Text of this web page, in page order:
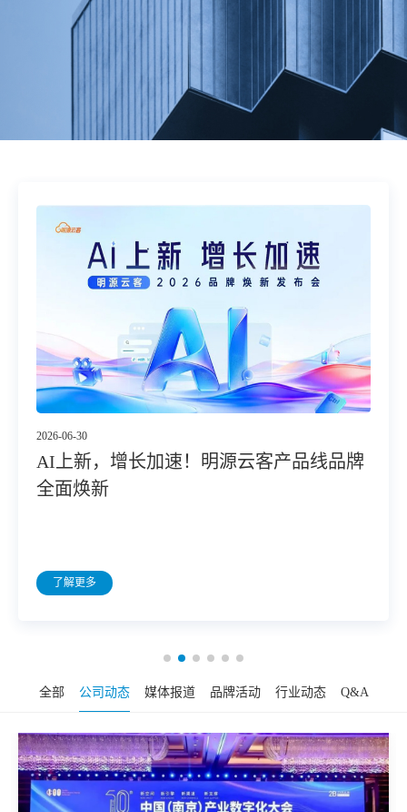
2026-06-30
AI上新，增长加速！明源云客产品线品牌
全面焕新
了解更多
全部 公司动态 媒体报道 品牌活动 行业动态 Q&A